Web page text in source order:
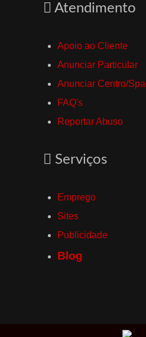
Atendimento
Apoio ao Cliente
Anunciar Particular
Anunciar Centro/Spa
FAQ's
Reportar Abuso
Serviços
Emprego
Sites
Publicidade
Blog